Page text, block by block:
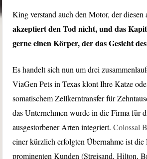
King verstand auch den Motor, der
akzeptiert den Tod nicht, und das
gerne einen Körper, der das Gesicht
Es handelt sich nun um drei
ViaGen Pets in Texas klont Ihre Katze
somatischem Zellkerntransfer für
das Unternehmen wurde in die Firma für
ausgestorbener Arten integriert.Colossal
einer kürzlich erfolgten Übernahme ist die
prominenten Kunden (Streisand, Hilton,